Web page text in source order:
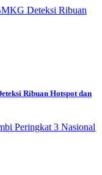
Ribuan Hotspot dan